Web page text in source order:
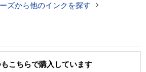
1,190 円
ラック
染料
ズから他のインクを探す
こちらで購入しています